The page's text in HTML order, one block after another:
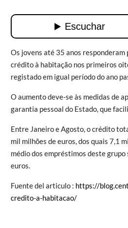
Os jovens até 35 anos
crédito à habitação nos primeiros
registado em igual período do ano
O aumento deve-se às medidas de
garantia pessoal do Estado, que
Entre Janeiro e Agosto, o crédito
mil milhões de euros, dos quais 7,1
médio dos empréstimos deste
euros.
Fuente del articulo : https://
credito-a-habitacao/